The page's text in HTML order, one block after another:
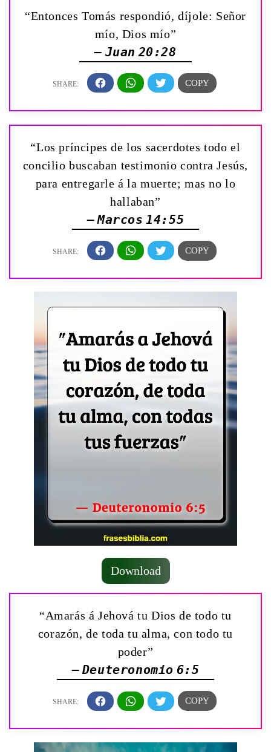
“Entonces Tomás respondió, díjole: ­Señor
mío, Dios mío”
— Juan 20:28
“Los príncipes de los sacerdotes todo el
concilio buscaban testimonio contra Jesús,
para entregarle á la muerte; mas no lo
hallaban”
— Marcos 14:55
Download
“Amarás á Jehová tu Dios de todo tu
corazón, de toda tu alma, con todo tu
poder”
— Deuteronomio 6:5